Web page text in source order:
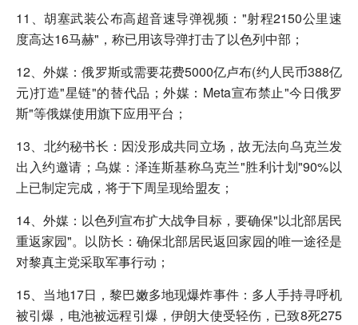
11、胡塞武装公布高超音速导弹视频："射程2150公里速
度高达16马赫"，称已用该导弹打击了以色列中部；
12、外媒：俄罗斯或需要花费5000亿卢布(约人民币388亿
元)打造"星链"的替代品；外媒：Meta宣布禁止"今日俄罗
斯"等俄媒使用旗下应用平台；
13、北约秘书长：因没形成共同立场，故无法向乌克兰发
出入约邀请；乌媒：泽连斯基称乌克兰"胜利计划"90%以
上已制定完成，将于下周呈现给盟友；
14、外媒：以色列宣布扩大战争目标，要确保"以北部居民
重返家园"。以防长：确保北部居民返回家园的唯一途径是
对黎真主党采取军事行动；
15、当地17日，黎巴嫩多地现爆炸事件：多人手持寻呼机
被引爆，电池被远程引爆，伊朗大使受轻伤，已致8死275